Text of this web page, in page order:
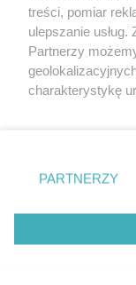
Nie zapomnij
zapoznać się z:
Twojemiasto
Piekary Śląskie
Chorzów
Tarnowskie Góry
Gliwice
treści, pomiar
ulepszanie
Partnerzy
charakterystykę
zmienić/wycofać
znajdujący się w
rodzaje
użytkownika, ale
przetwarzaniu.
PARTNERZY